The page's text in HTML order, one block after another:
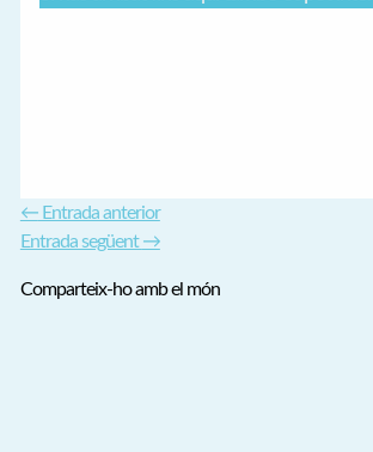
←Entrada anterior
Entrada següent→
Comparteix-ho amb el món